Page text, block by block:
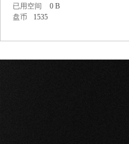
已用空间
0 B
盘币
1535